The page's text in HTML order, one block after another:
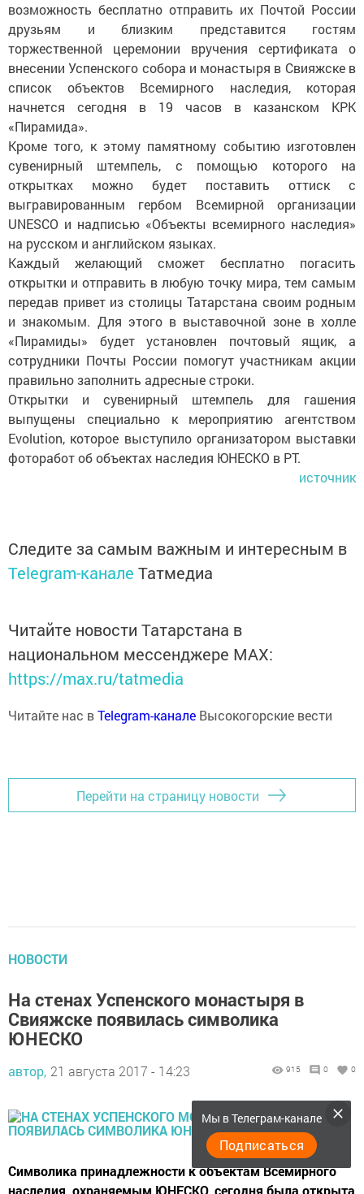
возможность бесплатно отправить их Почтой России
друзьям и близким представится гостям
торжественной церемонии вручения сертификата о
внесении Успенского собора и монастыря в Свияжске в
список объектов Всемирного наследия, которая
начнется сегодня в 19 часов в казанском КРК
«Пирамида».
Кроме того, к этому памятному событию изготовлен
сувенирный штемпель, с помощью которого на
открытках можно будет поставить оттиск с
выгравированным гербом Всемирной организации
UNESCO и надписью «Объекты всемирного наследия»
на русском и английском языках.
Каждый желающий сможет бесплатно погасить
открытки и отправить в любую точку мира, тем самым
передав привет из столицы Татарстана своим родным
и знакомым. Для этого в выставочной зоне в холле
«Пирамиды» будет установлен почтовый ящик, а
сотрудники Почты России помогут участникам акции
правильно заполнить адресные строки.
Открытки и сувенирный штемпель для гашения
выпущены специально к мероприятию агентством
Evolution, которое выступило организатором выставки
фоторабот об объектах наследия ЮНЕСКО в РТ.
источник
Следите за самым важным и интересным в
Telegram-канале Татмедиа
Читайте новости Татарстана в
национальном мессенджере MАХ:
https://max.ru/tatmedia
Читайте нас вTelegram-канале Высокогорские вести
Перейти на страницу новости
НОВОСТИ
На стенах Успенского монастыря в
Свияжске появилась символика
ЮНЕСКО
автор, 21 августа 2017 - 14:23 915 0 0
Символика принадлежности к объектам Всемирного
Мы в Телеграм-канале
Подписаться